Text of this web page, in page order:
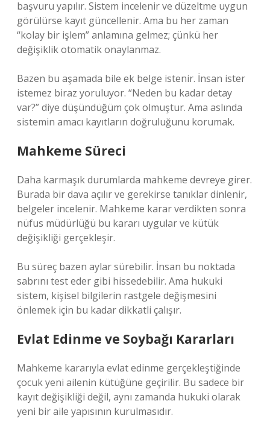
başvuru yapılır. Sistem incelenir ve düzeltme uygun
görülürse kayıt güncellenir. Ama bu her zaman
“kolay bir işlem” anlamına gelmez; çünkü her
değişiklik otomatik onaylanmaz.
Bazen bu aşamada bile ek belge istenir. İnsan ister
istemez biraz yoruluyor. “Neden bu kadar detay
var?” diye düşündüğüm çok olmuştur. Ama aslında
sistemin amacı kayıtların doğruluğunu korumak.
Mahkeme Süreci
Daha karmaşık durumlarda mahkeme devreye girer.
Burada bir dava açılır ve gerekirse tanıklar dinlenir,
belgeler incelenir. Mahkeme karar verdikten sonra
nüfus müdürlüğü bu kararı uygular ve kütük
değişikliği gerçekleşir.
Bu süreç bazen aylar sürebilir. İnsan bu noktada
sabrını test eder gibi hissedebilir. Ama hukuki
sistem, kişisel bilgilerin rastgele değişmesini
önlemek için bu kadar dikkatli çalışır.
Evlat Edinme ve Soybağı Kararları
Mahkeme kararıyla evlat edinme gerçekleştiğinde
çocuk yeni ailenin kütüğüne geçirilir. Bu sadece bir
kayıt değişikliği değil, aynı zamanda hukuki olarak
yeni bir aile yapısının kurulmasıdır.